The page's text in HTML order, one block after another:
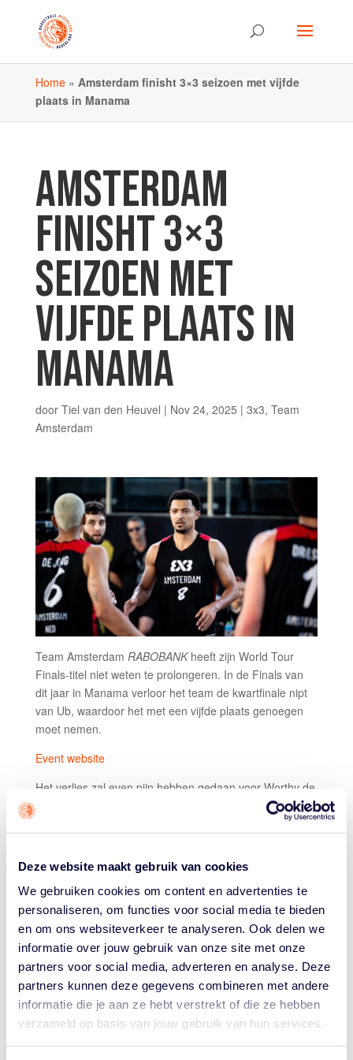
Deze website maakt gebruik van cookies
We gebruiken cookies om content en advertenties te
personaliseren, om functies voor social media te bieden
en om ons websiteverkeer te analyseren. Ook delen we
informatie over jouw gebruik van onze site met onze
partners voor social media, adverteren en analyse. Deze
partners kunnen deze gegevens combineren met andere
informatie die je aan ze hebt verstrekt of die ze hebben
verzameld op basis van jouw gebruik van hun services.
Home» Amsterdam finisht 3×3 seizoen met vijfde
plaats in Manama
AMSTERDAM
FINISHT 3×3
SEIZOEN MET
VIJFDE PLAATS IN
MANAMA
door Tiel van den Heuvel | Nov 24, 2025 | 3x3, Team
Amsterdam
Team Amsterdam RABOBANKheeft zijn World Tour
Finals-titel niet weten te prolongeren. In de Finals van
dit jaar in Manama verloor het team de kwartfinale nipt
van Ub, waardoor het met een vijfde plaats genoegen
moet nemen.
Event website
Het verlies zal even pijn hebben gedaan voor Worthy de
Jong, Jan Driessen, Bryan Alberts en Maarten
Bouwknecht. Amsterdam leidde lang en terecht in die
maken, maar moest de game uiteindelijk met 16-15 aan
uiteindelijke winnaar Ub laten.
UB VERDIEND EERSTE
Ub was gedurende het reguliere seizoen het sterkste
team. De Serven pakten in totaal 7 stops. Hun 985
punten waren er bijna 200 meer dan Amsterdam
RABOBANK ­– de nummer twee in de ranking. Naast de
genoemde vier spelers die de Finals speelden, hoort
ook Daen van Tilborg (foto hieronder) bij het team.
Amsterdam kan terugkijken op een goed, maar geen